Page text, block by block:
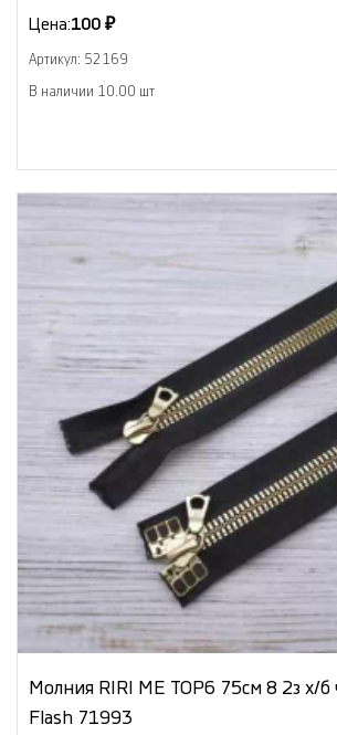
Цена:100 ₽
Артикул: 52169
В наличии 10.00 шт
Молния RIRI МЕ TOP6 75см 8 2з х/б
Flash 71993